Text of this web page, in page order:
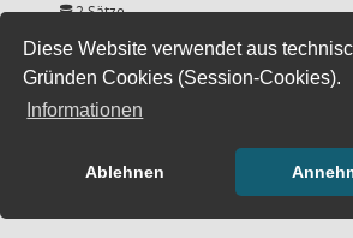
Diese Website verwendet aus
Gründen Cookies (Session-Cookies).
Informationen
Ablehnen
2 Sätze
15:01:01